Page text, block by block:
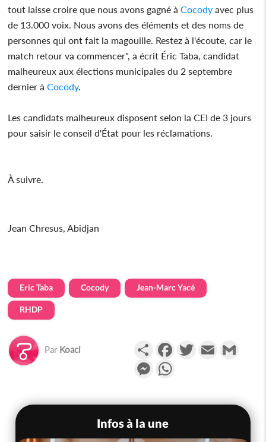
tout laisse croire que nous avons gagné àCocody avec plus
de 13.000 voix. Nous avons des éléments et des noms de
personnes qui ont fait la magouille. Restez à l'écoute, car le
match retour va commencer", a écrit Éric Taba, candidat
malheureux aux élections municipales du 2 septembre
dernier àCocody.
Les candidats malheureux disposent selon la CEI de 3 jours
pour saisir le conseil d'État pour les réclamations.
À suivre.
Jean Chresus, Abidjan
Eric Taba Cocody Jean-Marc Yacé
RHDP
Par Koaci PartagerFacebookTwitterEmail
Messenger
Infos à la une